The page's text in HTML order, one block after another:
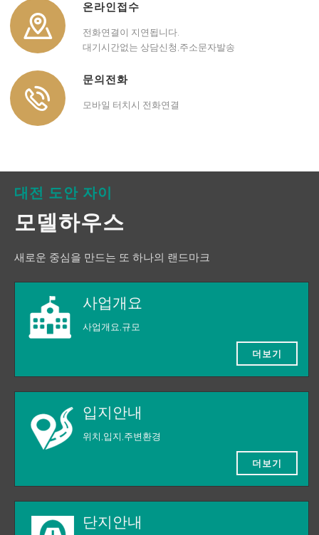
온라인접수
전화연결이 지연됩니다.
대기시간없는 상담신청,주소문자발송
문의전화
모바일 터치시 전화연결
대전 도안 자이
모델하우스
새로운 중심을 만드는 또 하나의 랜드마크
사업개요
사업개요,규모
더보기
입지안내
위치,입지,주변환경
더보기
단지안내